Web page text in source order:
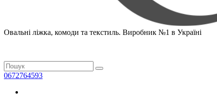
Овальні ліжка, комоди та текстиль. Виробник №1 в Україні
0672764593